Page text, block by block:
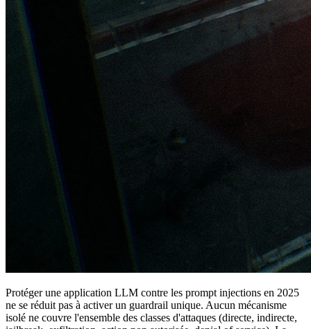
Protéger une application LLM contre les prompt injections en 2025
ne se réduit pas à activer un guardrail unique. Aucun mécanisme
isolé ne couvre l'ensemble des classes d'attaques (directe, indirecte,